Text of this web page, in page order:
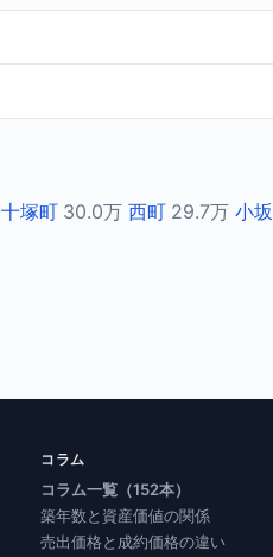
十塚町 30.0万 西町 29.7万 小
コラム
コラム一覧（152本）
築年数と資産価値の関係
売出価格と成約価格の違い